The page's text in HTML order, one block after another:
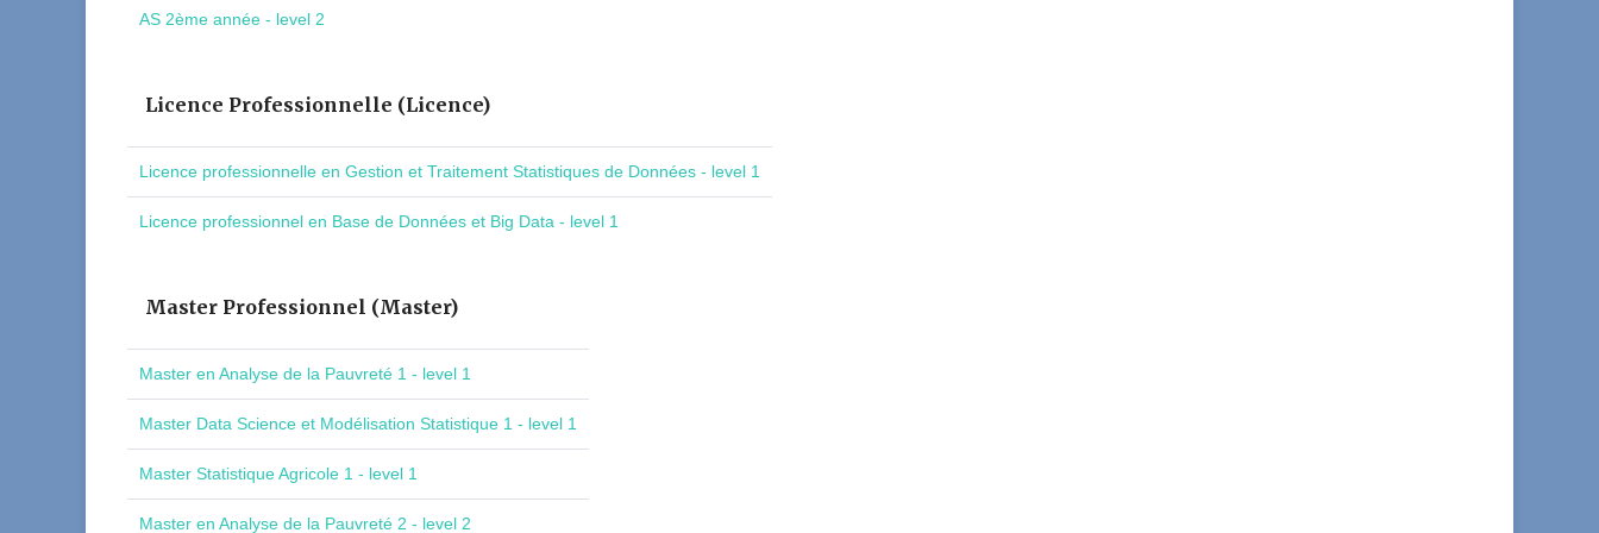
AS 2ème année - level 2
Licence Professionnelle (Licence)
Licence professionnelle en Gestion et Traitement Statistiques de Données - level 1
Licence professionnel en Base de Données et Big Data - level 1
Master Professionnel (Master)
Master en Analyse de la Pauvreté 1 - level 1
Master Data Science et Modélisation Statistique 1 - level 1
Master Statistique Agricole 1 - level 1
Master en Analyse de la Pauvreté 2 - level 2